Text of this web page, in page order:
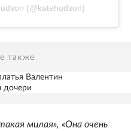
(@katehudson)
также
Валентин
милая», «Она очень